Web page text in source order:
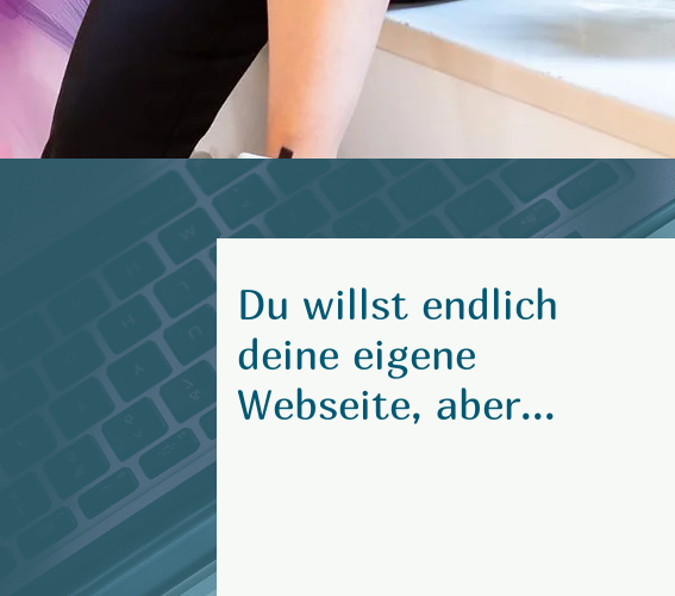
Du willst endlich
deine eigene
Webseite, aber...